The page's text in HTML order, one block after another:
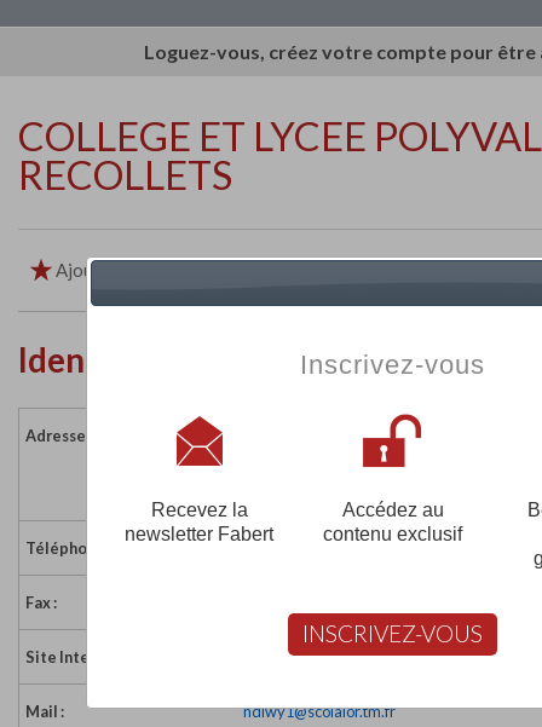
Loguez-vous, créez votre compte pour
COLLEGE ET LYCEE
RECOLLETS
Ajouter aux favoris
Identité de l'établissement
Adresse :
44-48 rue Pershing
Téléphone :
Fax :
Site Internet : http://www.lesrecollets.net/
Mail : ndlwy1@scolalor.tm.fr
Inscrivez-vous
Recevez la
newsletter Fabert
Accédez au
contenu exclusif
INSCRIVEZ-VOUS